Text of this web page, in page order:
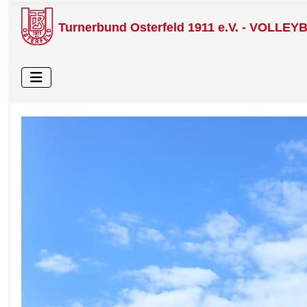
Turnerbund Osterfeld 1911 e.V. -